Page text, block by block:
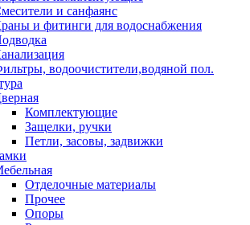
и санфаянс
и фитинги для водоснабжения
водоочистители,водяной пол.
Комплектующие
Защелки, ручки
Петли, засовы, задвижки
Отделочные материалы
Прочее
Опоры